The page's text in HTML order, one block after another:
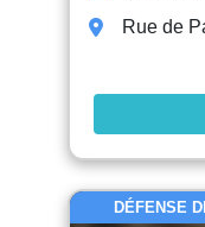
Rue de
DÉFENSE